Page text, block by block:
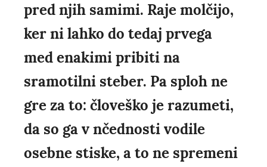
pred njih samimi. Raje molčijo,
ker ni lahko do tedaj prvega
med enakimi pribiti na
sramotilni steber. Pa sploh ne
gre za to: človeško je razumeti,
da so ga v nčednosti vodile
osebne stiske, a to ne spremeni